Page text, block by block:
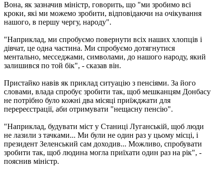
Вона, як зазначив міністр, говорить, що "ми зробимо всі
кроки, які ми можемо зробити, відповідаючи на очікування
нашого, в першу чергу, народу".
"Наприклад, ми спробуємо повернути всіх наших хлопців і
дівчат, це одна частина. Ми спробуємо дотягнутися
ментально, месседжами, символами, до нашого народу, який
залишився по той бік", - сказав він.
Пристайко навів як приклад ситуацію з пенсіями. За його
словами, влада спробує зробити так, щоб мешканцям Донбасу
не потрібно було кожні два місяці приїжджати для
перереєстрації, аби отримувати "нещасну пенсію".
"Наприклад, будувати міст у Станиці Луганській, щоб люди
не лазили з тачками... Ми були не один раз у цьому місці, і
президент Зеленський сам доходив... Можливо, спробувати
зробити так, щоб людина могла приїхати один раз на рік", -
пояснив міністр.